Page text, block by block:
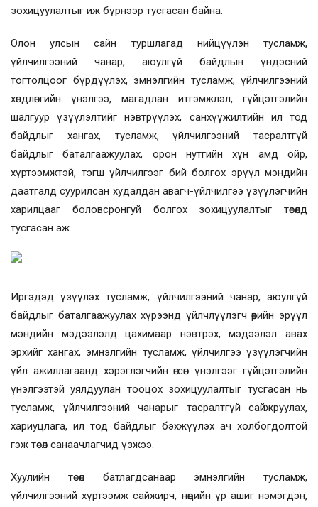
зохицуулалтыг иж бүрнээр тусгасан байна.
Олон улсын сайн туршлагад нийцүүлэн тусламж,
үйлчилгээний чанар, аюулгүй байдлын үндэсний
тогтолцоог бүрдүүлэх, эмнэлгийн тусламж, үйлчилгээний
хөндлөнгийн үнэлгээ, магадлан итгэмжлэл, гүйцэтгэлийн
шалгуур үзүүлэлтийг нэвтрүүлэх, санхүүжилтийн ил тод
байдлыг хангах, тусламж, үйлчилгээний тасралтгүй
байдлыг баталгаажуулах, орон нутгийн хүн амд ойр,
хүртээмжтэй, тэгш үйлчилгээг бий болгох эрүүл мэндийн
даатгалд суурилсан худалдан авагч-үйлчилгээ үзүүлэгчийн
харилцааг боловсронгуй болгох зохицуулалтыг төсөлд
тусгасан аж.
Иргэдэд үзүүлэх тусламж, үйлчилгээний чанар, аюулгүй
байдлыг баталгаажуулах хүрээнд үйлчлүүлэгч өөрийн эрүүл
мэндийн мэдээлэлд цахимаар нэвтрэх, мэдээлэл авах
эрхийг хангах, эмнэлгийн тусламж, үйлчилгээ үзүүлэгчийн
үйл ажиллагаанд хэрэглэгчийн өгсөн үнэлгээг гүйцэтгэлийн
үнэлгээтэй уялдуулан тооцох зохицуулалтыг тусгасан нь
тусламж, үйлчилгээний чанарыг тасралтгүй сайжруулах,
хариуцлага, ил тод байдлыг бэхжүүлэх ач холбогдолтой
гэж төсөл санаачлагчид үзжээ.
Хуулийн төсөл батлагдсанаар эмнэлгийн тусламж,
үйлчилгээний хүртээмж сайжирч, нөөцийн үр ашиг нэмэгдэн,